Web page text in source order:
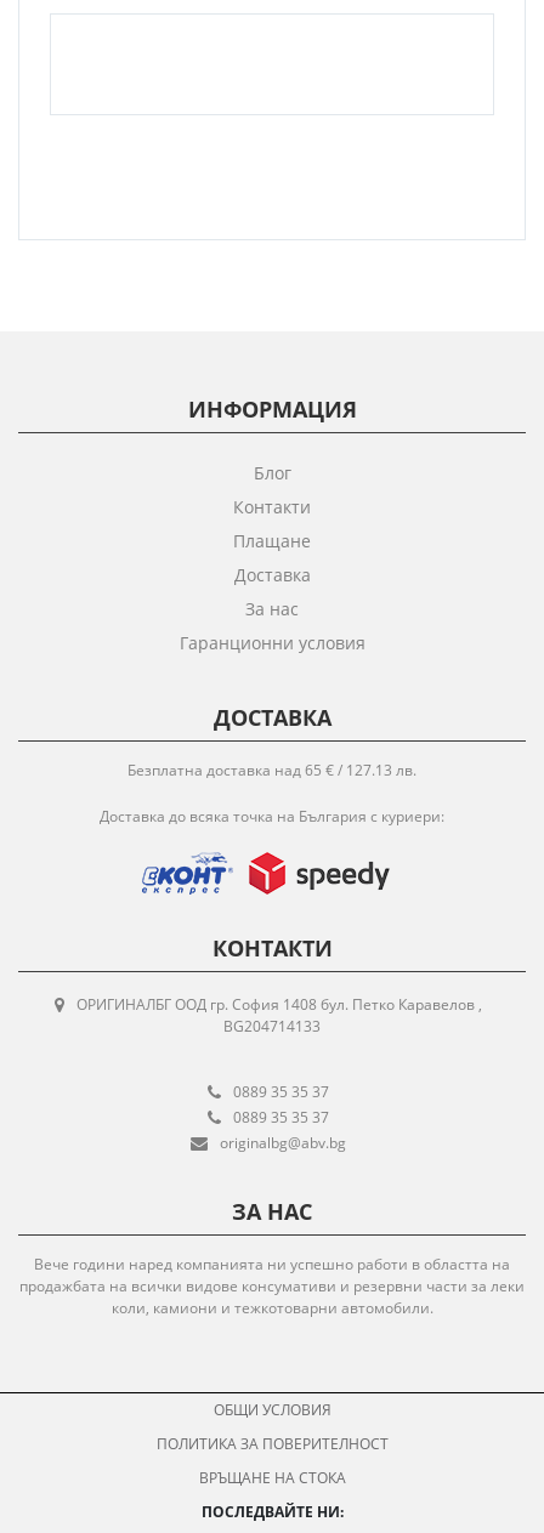
ИНФОРМАЦИЯ
Блог
Контакти
Плащане
Доставка
За нас
Гаранционни условия
ДОСТАВКА
Безплатна доставка над 65 € / 127.13 лв.
Доставка до всяка точка на България с куриери:
КОНТАКТИ
ОРИГИНАЛБГ ООД гр. София 1408 бул. Петко Каравелов ,
BG204714133
0889 35 35 37
0889 35 35 37
originalbg@abv.bg
ЗА НАС
Вече години наред компанията ни успешно работи в областта на
продажбата на всички видове консумативи и резервни части за леки
коли, камиони и тежкотоварни автомобили.
ОБЩИ УСЛОВИЯ
ПОЛИТИКА ЗА ПОВЕРИТЕЛНОСТ
ВРЪЩАНЕ НА СТОКА
ПОСЛЕДВАЙТЕ НИ: